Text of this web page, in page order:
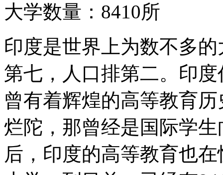
大学数量：8410所
印度是世界上为数不多
第七，人口排第二。印
曾有着辉煌的高等教育历
烂陀，那曾经是国际学
后，印度的高等教育也